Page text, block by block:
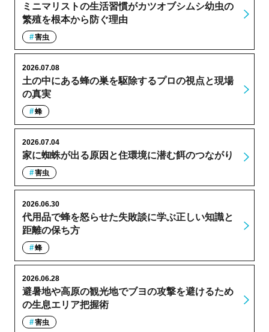
ミニマリストの生活習慣がカツオブシムシ幼虫の
繁殖を根本から防ぐ理由
害虫
土の中にある蜂の巣を駆除するプロの視点と現場
の真実
2026.07.08
蜂
家に蜘蛛が出る原因と住環境に潜む餌のつながり
2026.07.04
害虫
代用品で蜂を怒らせた失敗談に学ぶ正しい知識と
距離の保ち方
2026.06.30
蜂
避暑地や高原の観光地でブヨの攻撃を避けるため
の生息エリア把握術
2026.06.28
害虫